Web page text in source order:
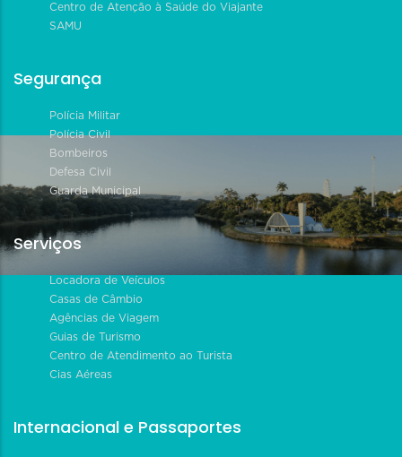
Centro de Atenção à Saúde do Viajante
SAMU
Segurança
Polícia Militar
Polícia Civil
Bombeiros
Defesa Civil
Guarda Municipal
Serviços
Locadora de Veículos
Casas de Câmbio
Agências de Viagem
Guias de Turismo
Centro de Atendimento ao Turista
Cias Aéreas
Internacional e Passaportes